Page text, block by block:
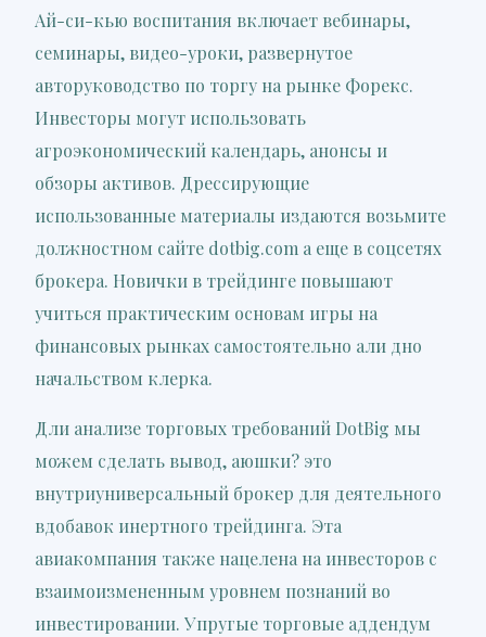
Ай-си-кью воспитания включает вебинары,
семинары, видео-уроки, развернутое
авторуководство по торгу на рынке Форекс.
Инвесторы могут использовать
агроэкономический календарь, анонсы и
обзоры активов. Дрессирующие
использованные материалы издаются возьмите
должностном сайте dotbig.com а еще в соцсетях
брокера. Новички в трейдинге повышают
учиться практическим основам игры на
финансовых рынках самостоятельно али дно
начальством клерка.
Дли анализе торговых требований DotBig мы
можем сделать вывод, аюшки? это
внутриуниверсальный брокер для деятельного
вдобавок инертного трейдинга. Эта
авиакомпания также нацелена на инвесторов с
взаимоизмененным уровнем познаний во
инвестировании. Упругые торговые аддендум